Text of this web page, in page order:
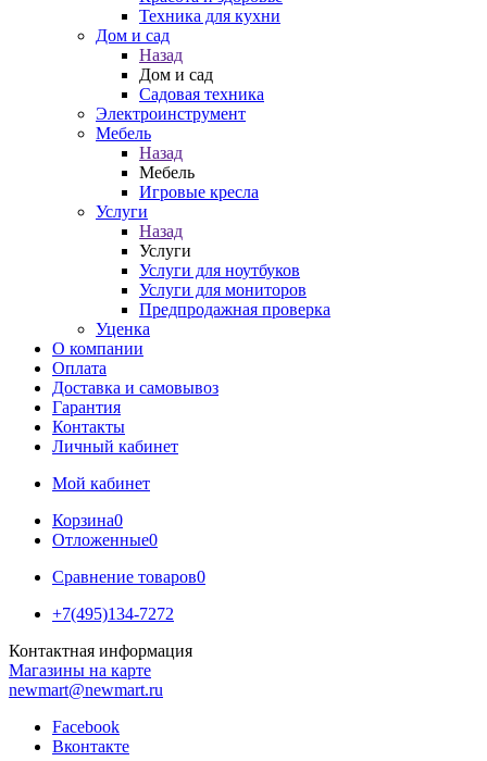
Техника для кухни
Дом и сад
Назад
Дом и сад
Садовая техника
Электроинструмент
Мебель
Назад
Мебель
Игровые кресла
Услуги
Назад
Услуги
Услуги для ноутбуков
Услуги для мониторов
Предпродажная проверка
Уценка
О компании
Оплата
Доставка и самовывоз
Гарантия
Контакты
Личный кабинет
Мой кабинет
Корзина0
Отложенные0
Сравнение товаров0
+7(495)134-7272
Контактная информация
Магазины на карте
newmart@newmart.ru
Facebook
Вконтакте